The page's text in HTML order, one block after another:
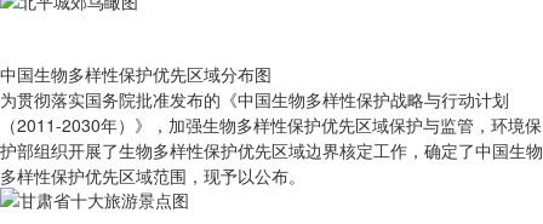
中国生物多样性保护优先区域分布图
为贯彻落实国务院批准发布的《中国生物多样性保护战略与行动计划
（2011-2030年）》，加强生物多样性保护优先区域保护与监管，环境保
护部组织开展了生物多样性保护优先区域边界核定工作，确定了中国生物
多样性保护优先区域范围，现予以公布。